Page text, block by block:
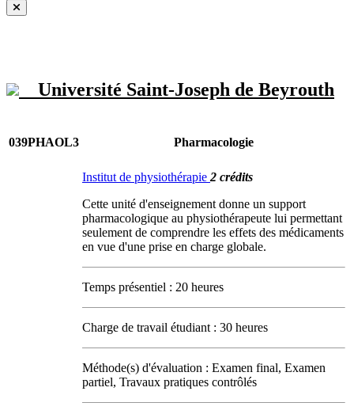
Université Saint-Joseph de Beyrouth
039PHAOL3 Pharmacologie
Institut de physiothérapie 2 crédits
Cette unité d'enseignement donne un support
pharmacologique au physiothérapeute lui permettant
seulement de comprendre les effets des médicaments
en vue d'une prise en charge globale.
Temps présentiel : 20 heures
Charge de travail étudiant : 30 heures
Méthode(s) d'évaluation : Examen final, Examen
partiel, Travaux pratiques contrôlés